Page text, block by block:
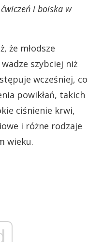
i boiska w
że młodsze
szybciej niż
wcześniej, co
powikłań, takich
ciśnienie krwi,
i różne rodzaje
wieku.